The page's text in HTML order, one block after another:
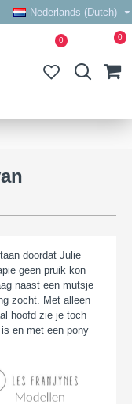
Nederlands (Dutch)
0 0
doordat Julie
geen pruik kon
naast een mutsje
zocht. Met alleen
hoofd zie je toch
en met een pony